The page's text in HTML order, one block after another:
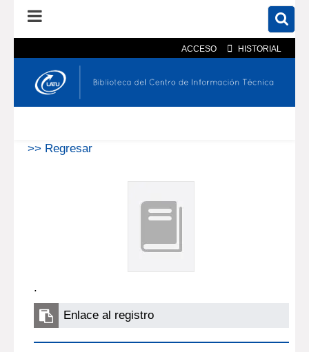
ACCESO HISTORIAL
En el catálogo En el sitio
>> Regresar
.
Enlace al registro